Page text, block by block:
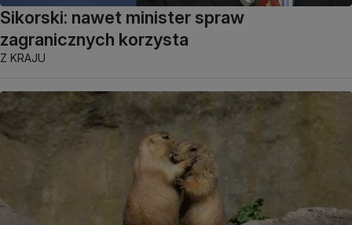
Sikorski: nawet minister spraw
zagranicznych korzysta
Z KRAJU